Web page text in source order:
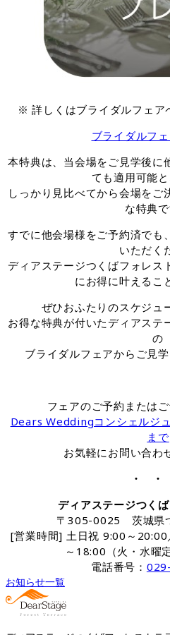
※ 詳しくはブライダルフェア
ブライダルフ
本特典は、当会場をご見学後に
ても適用可能
しっかり見比べてから会場をご
な特典で
すでに他会場様をご予約済でも
いただく
ディアステージつくばフォレス
にお得に叶えるこ
ぜひおふたりのスケジュ
お得な特典が付いたディアステ
の
ブライダルフェアからご見
フェアのご予約または
Dears Weddingコンシェルジ
まで
お気軽にお問い合わ
・ ・
ディアステージつく
〒305-0025 茨城県
[営業時間] 土日祝 9:00～
～18:00（火・水曜
電話番号：
お知らせ一覧